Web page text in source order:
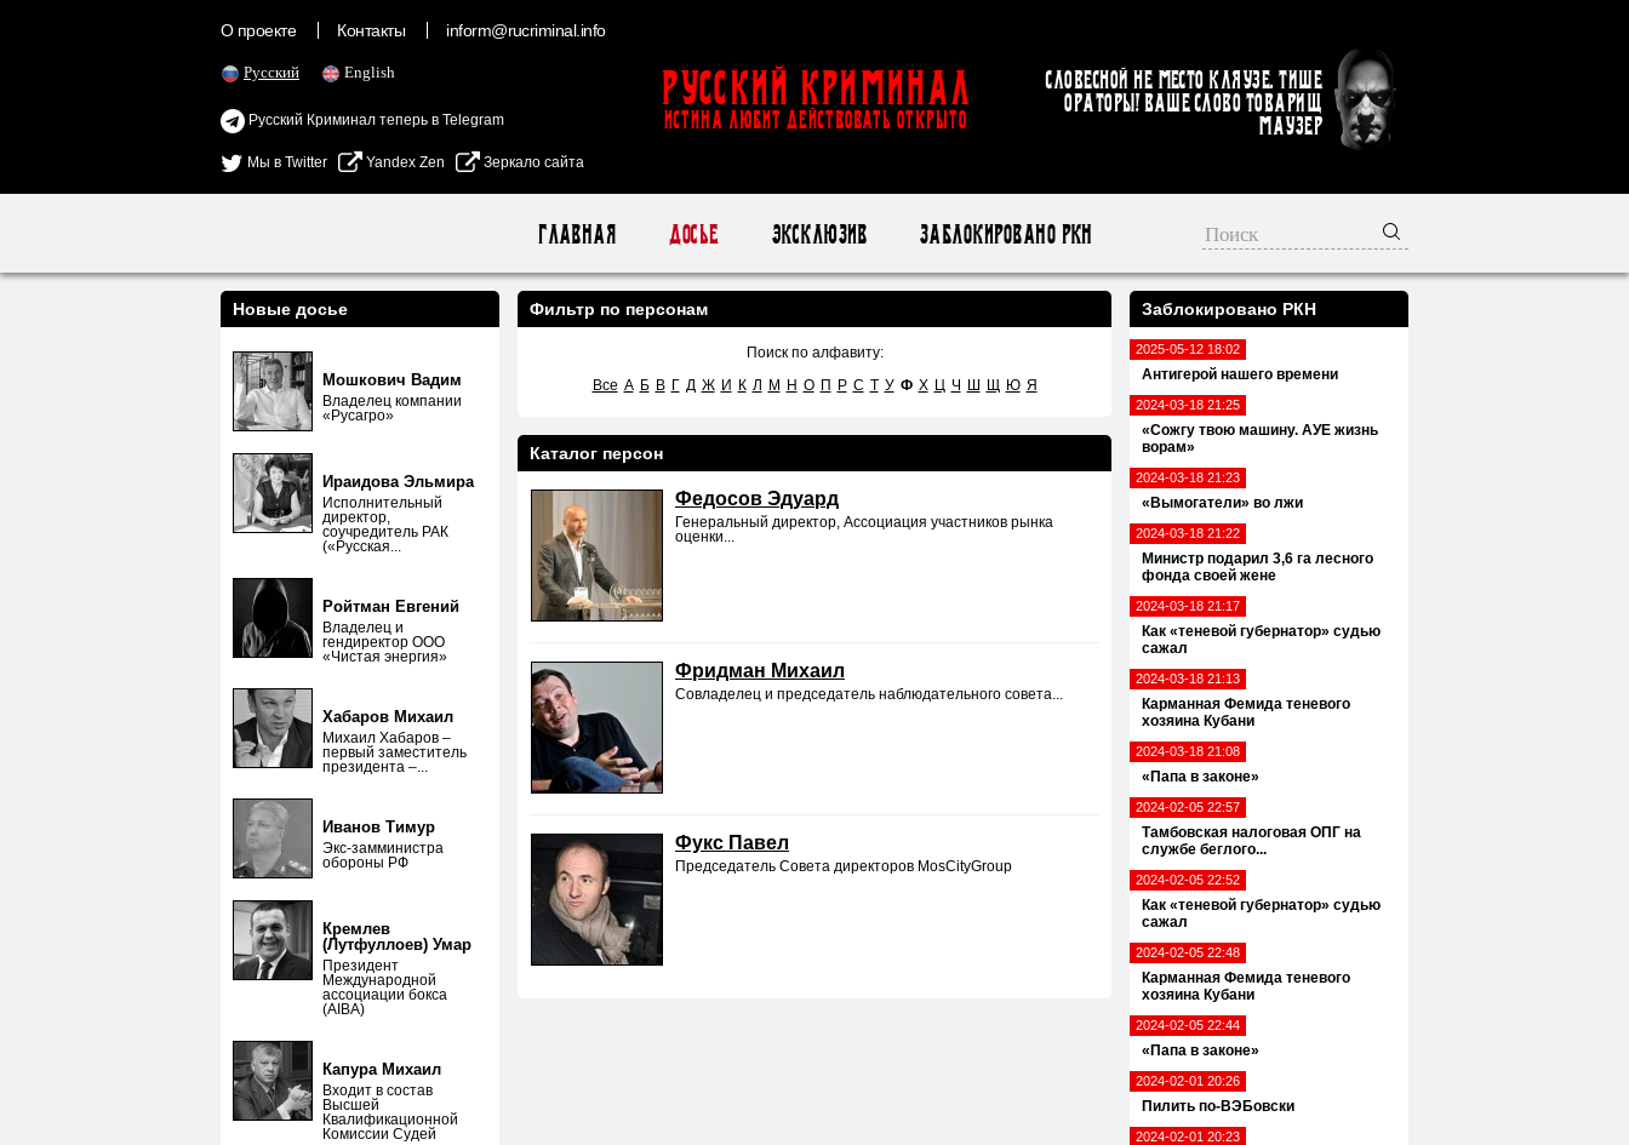
О проекте Контакты inform@rucriminal.info
Русский English
Русский Криминал теперь в Telegram
Мы в Twitter Yandex Zen Зеркало сайта
Русский Криминал
ИСТИНА ЛЮБИТ ДЕЙСТВОВАТЬ ОТКРЫТО
Словесной не место кляузе. Тише
ораторы! Ваше слово товарищ
Маузер
Главная Досье Эксклюзив Заблокировано РКН
Заблокировано РКН
2025-05-12 18:02
Антигерой нашего времени
2024-03-18 21:25
«Сожгу твою машину. АУЕ жизнь
ворам»
2024-03-18 21:23
«Вымогатели» во лжи
2024-03-18 21:22
Министр подарил 3,6 га лесного
фонда своей жене
2024-03-18 21:17
Как «теневой губернатор» судью
сажал
2024-03-18 21:13
Карманная Фемида теневого
хозяина Кубани
2024-03-18 21:08
«Папа в законе»
2024-02-05 22:57
Тамбовская налоговая ОПГ на
службе беглого...
2024-02-05 22:52
Как «теневой губернатор» судью
сажал
2024-02-05 22:48
Карманная Фемида теневого
хозяина Кубани
2024-02-05 22:44
«Папа в законе»
2024-02-01 20:26
Пилить по-ВЭБовски
2024-02-01 20:23
Новые досье
Мошкович Вадим
Владелец компании
«Русагро»
Ираидова Эльмира
Исполнительный
директор,
соучредитель РАК
(«Русская...
Ройтман Евгений
Владелец и
гендиректор ООО
«Чистая энергия»
Хабаров Михаил
Михаил Хабаров –
первый заместитель
президента –...
Иванов Тимур
Экс-замминистра
обороны РФ
Кремлев
(Лутфуллоев) Умар
Президент
Международной
ассоциации бокса
(AIBA)
Капура Михаил
Входит в состав
Высшей
Квалификационной
Комиссии Судей
Фильтр по персонам
Поиск по алфавиту:
Все А Б В Г Д Ж И К Л М Н О П Р С Т У Ф Х Ц Ч Ш Щ Ю Я
Каталог персон
Федосов Эдуард
Генеральный директор, Ассоциация участников рынка
оценки...
Фридман Михаил
Совладелец и председатель наблюдательного совета...
Фукс Павел
Председатель Совета директоров MosCityGroup